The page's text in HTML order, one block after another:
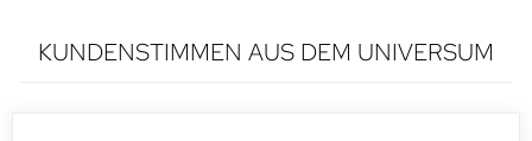
KUNDENSTIMMEN AUS DEM UNIVERSUM